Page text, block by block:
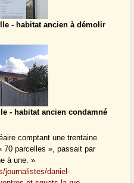
- habitat ancien à démolir
- habitat ancien condamné
comptant une trentaine
70 parcelles », passait par
à une. »
journalistes/daniel-